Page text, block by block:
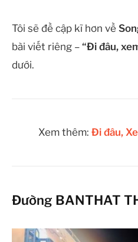
Tôi sẽ đề cập kĩ hơn về
bài viết riêng – “Đi đâu,
dưới.
Xem thêm: Đi đâu,
Đường BANTHAT